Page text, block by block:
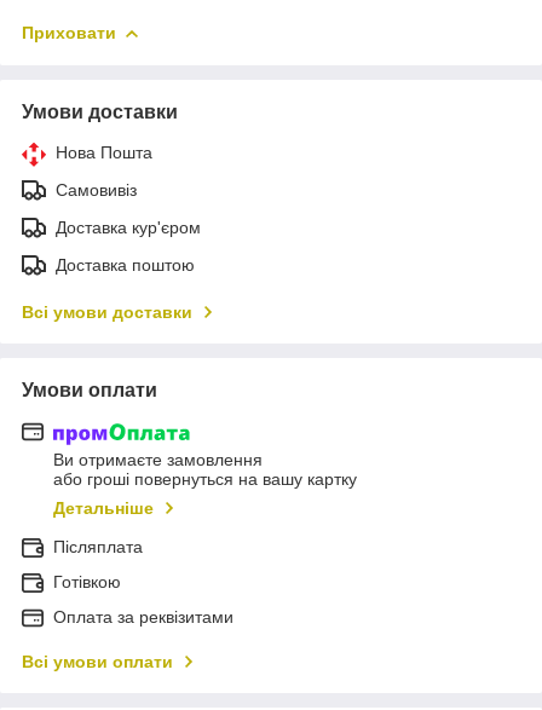
Приховати
Умови доставки
Нова Пошта
Самовивіз
Доставка кур'єром
Доставка поштою
Всі умови доставки
Умови оплати
Ви отримаєте замовлення
або гроші повернуться на вашу картку
Детальніше
Післяплата
Готівкою
Оплата за реквізитами
Всі умови оплати